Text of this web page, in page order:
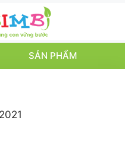
SẢN PHẨM